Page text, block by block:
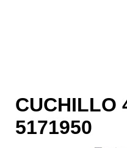
CUCHILLO
5171950